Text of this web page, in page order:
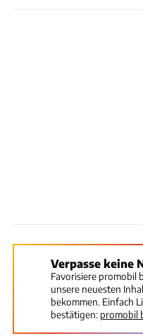
Verpasse keine
Favorisiere promobil
unsere neuesten
bekommen. Einfach
bestätigen: promobil